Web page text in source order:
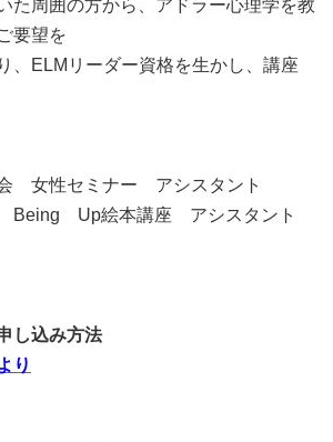
た周囲の方から、アドラー心理学を教
要望を
、ELMリーダー資格を生かし、講座
女性セミナー アシスタント
Being Up絵本講座 アシスタント
し込み方法
り